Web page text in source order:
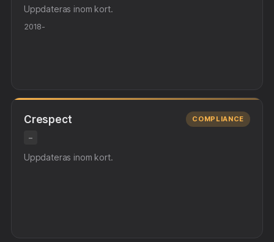
Uppdateras inom kort.
2018-
Crespect
–
COMPLIANCE
Uppdateras inom kort.